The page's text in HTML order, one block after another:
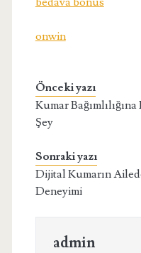
onwin
Önceki yazı
Kumar
Şey
Sonraki yazı
Dijital Kumarın
Deneyimi
admin